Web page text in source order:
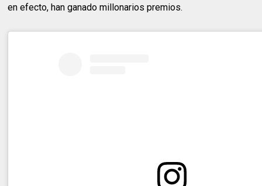
en efecto, han ganado millonarios premios.